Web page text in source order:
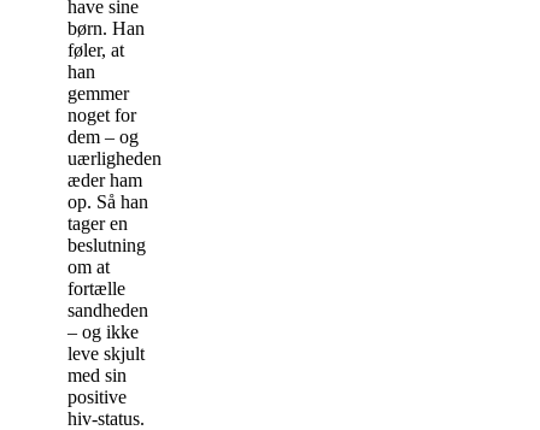
have sine
børn. Han
føler, at
han
gemmer
noget for
dem – og
uærligheden
æder ham
op. Så han
tager en
beslutning
om at
fortælle
sandheden
– og ikke
leve skjult
med sin
positive
hiv-status.